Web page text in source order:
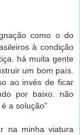
como o do
à condição
há muita gente
um bom país.
ao invés de ficar
por baixo. não
a solução"
na minha viatura